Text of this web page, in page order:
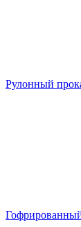
Рулонный